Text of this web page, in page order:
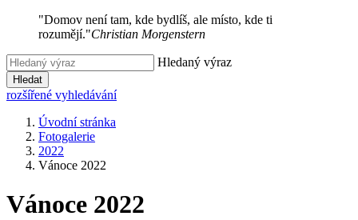
"Domov není tam, kde bydlíš, ale místo, kde ti
rozumějí."Christian Morgenstern
Hledaný výraz
Hledat
rozšířené vyhledávání
Úvodní stránka
Fotogalerie
2022
Vánoce 2022
Vánoce 2022